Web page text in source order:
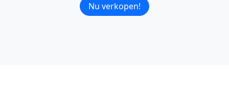
Nu verkopen!